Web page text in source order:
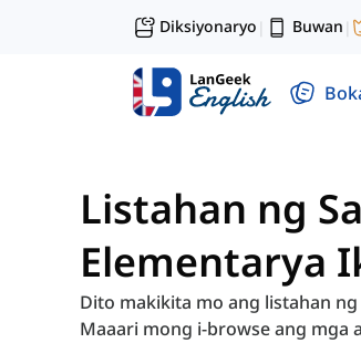
Diksiyonaryo | Buwan |
Listahan ng
Elementarya
Dito makikita mo ang listahan
Maaari mong i-browse ang mga